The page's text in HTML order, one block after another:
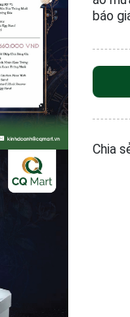
báo
Chia